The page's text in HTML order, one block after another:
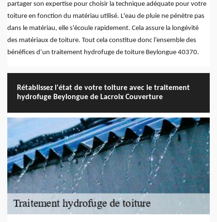
partager son expertise pour choisir la technique adéquate pour votre
toiture en fonction du matériau utilisé. L'eau de pluie ne pénètre pas
dans le matériau, elle s'écoule rapidement. Cela assure la longévité
des matériaux de toiture. Tout cela constitue donc l’ensemble des
bénéfices d’un traitement hydrofuge de toiture Beylongue 40370.
Rétablissez l'état de votre toiture avec le traitement
hydrofuge Beylongue de Lacroix Couverture